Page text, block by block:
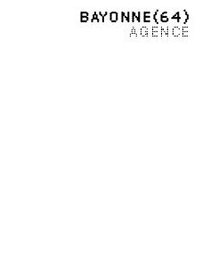
BAYONNE(64)
AGENCE